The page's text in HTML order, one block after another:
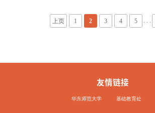
上页 1 2 3 4 5
友情链接
华东师范大学 基础教育处